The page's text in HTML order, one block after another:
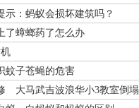
示：蚂蚁会损坏建筑吗？
了蟑螂药了怎么办
蚊子苍蝇的危害
大马武吉波浪华小3教室倒塌